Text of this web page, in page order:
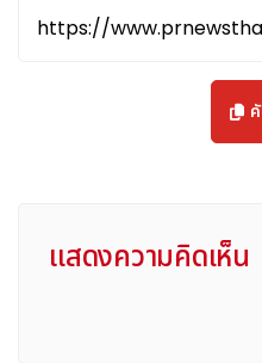
แสดงความคิดเห็น